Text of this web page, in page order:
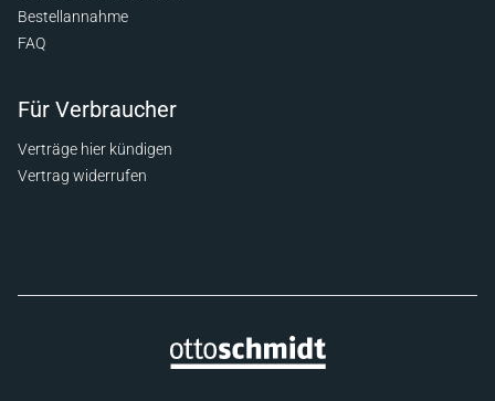
Bestellannahme
FAQ
Für Verbraucher
Verträge hier kündigen
Vertrag widerrufen